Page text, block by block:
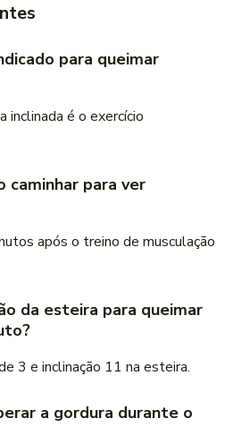
para queimar
inclinada é o exercício
caminhar para ver
após o treino de musculação
da esteira para queimar
3 e inclinação 11 na esteira.
a gordura durante o